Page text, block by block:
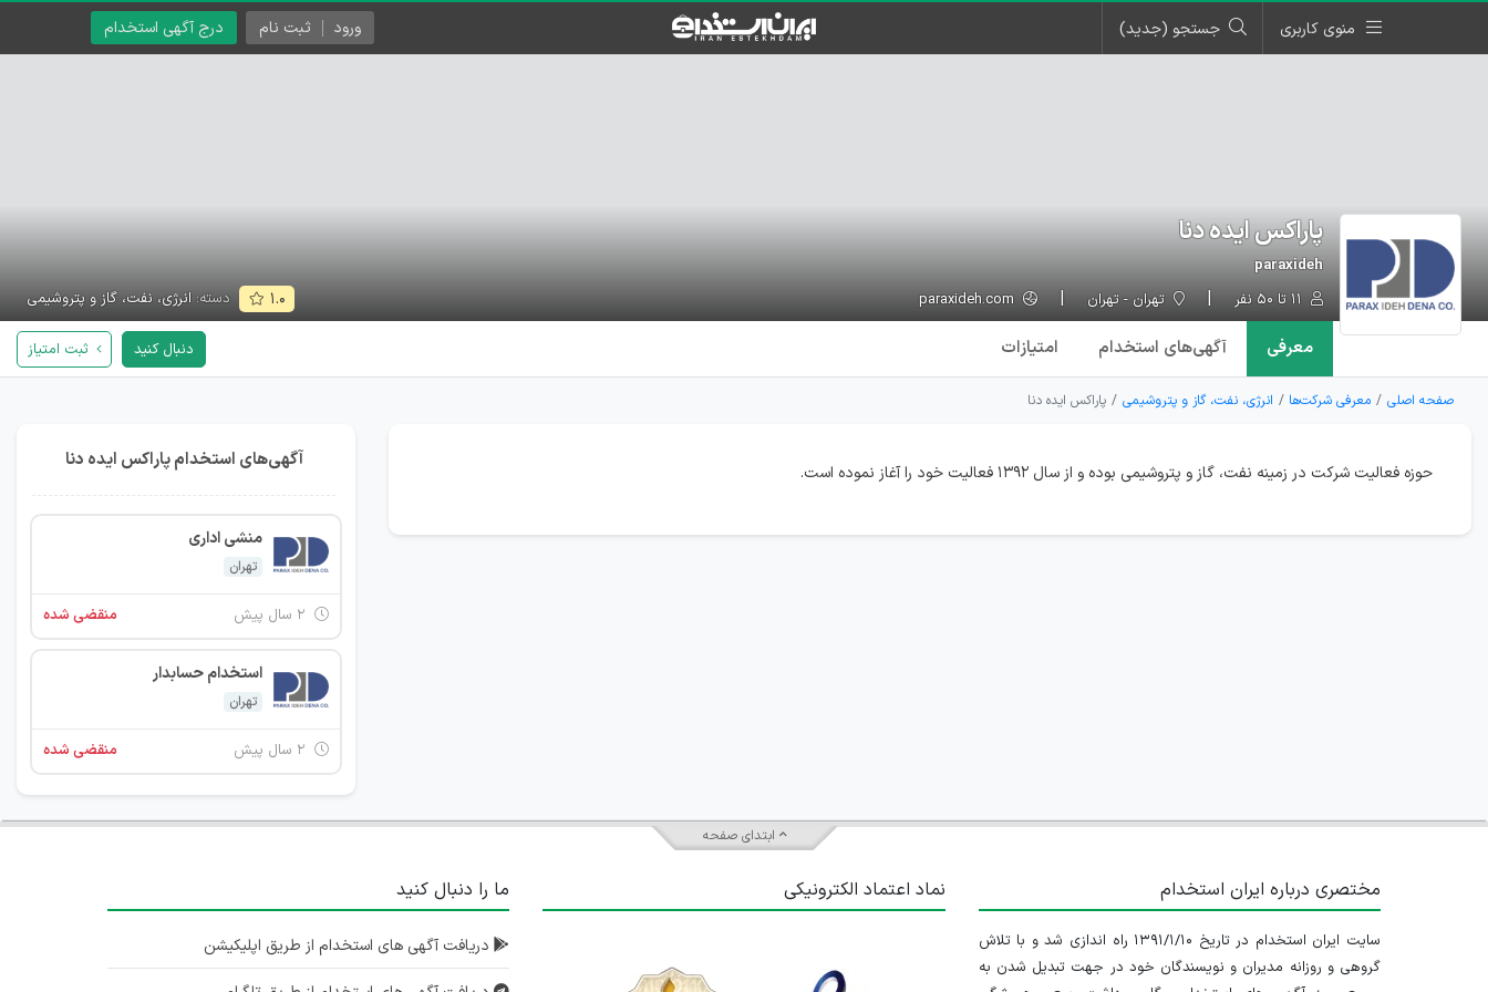
منوی کاربری جستجو (جدید) درج آگهی استخدام ورود ثبت نام
پاراکس ایده دنا
paraxideh
تهران - تهران ۱.۰ دسته: انرژی، نفت، گاز و پتروشیمی
معرفی آگهی‌های استخدام امتیازات دنبال کنید ثبت امتیاز
صفحه اصلی معرفی شرکت‌ها انرژی، نفت، گاز و پتروشیمی پاراکس ایده دنا
حوزه فعالیت شرکت در زمینه نفت، گاز و پتروشیمی بوده و از سال ۱۳۹۲ فعالیت خود را آغاز نموده است.
آگهی‌های استخدام پاراکس ایده دنا
منشی اداری
تهران
منقضی شده
استخدام حسابدار
تهران
منقضی شده
ابتدای صفحه
مختصری درباره ایران استخدام
سایت ایران استخدام در تاریخ ۱۳۹۱/۱/۱۰ راه اندازی شد و با تلاش
گروهی و روزانه مدیران و نویسندگان خود در جهت تبدیل شدن به
نماد اعتماد الکترونیکی ما را دنبال کنید
دریافت آگهی های استخدام از طریق اپلیکیشن